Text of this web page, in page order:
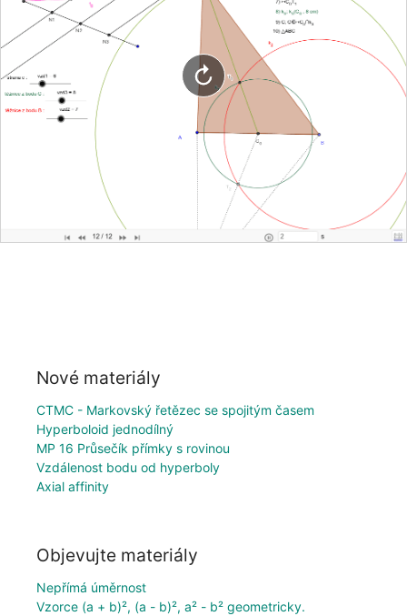
Nové materiály
CTMC - Markovský řetězec se spojitým časem
Hyperboloid jednodílný
MP 16 Průsečík přímky s rovinou
Vzdálenost bodu od hyperboly
Axial affinity
Objevujte materiály
Nepřímá úměrnost
Vzorce (a + b)², (a - b)², a² - b² geometricky.